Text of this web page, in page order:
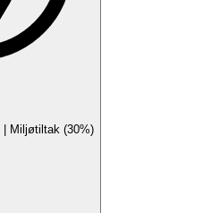
| Miljøtiltak (30%)